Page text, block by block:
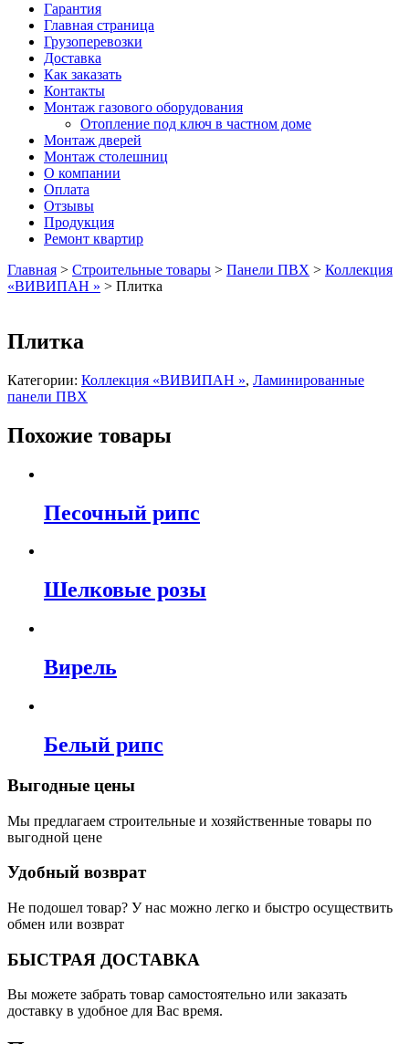
Гарантия
Главная страница
Грузоперевозки
Доставка
Как заказать
Контакты
Монтаж газового оборудования
Отопление под ключ в частном доме
Монтаж дверей
Монтаж столешниц
О компании
Оплата
Отзывы
Продукция
Ремонт квартир
Главная > Строительные товары > Панели ПВХ > Коллекция
«ВИВИПАН » > Плитка
Плитка
Категории: Коллекция «ВИВИПАН », Ламинированные
панели ПВХ
Похожие товары
Песочный рипс
Шелковые розы
Вирель
Белый рипс
Выгодные цены
Мы предлагаем строительные и хозяйственные товары по
выгодной цене
Удобный возврат
Не подошел товар? У нас можно легко и быстро осуществить
обмен или возврат
БЫСТРАЯ ДОСТАВКА
Вы можете забрать товар самостоятельно или заказать
доставку в удобное для Вас время.